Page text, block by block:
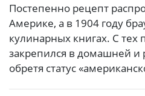
Постепенно рецепт
Америке, а в 1904 году
кулинарных книгах. С тех
закрепился в домашней и
обретя статус